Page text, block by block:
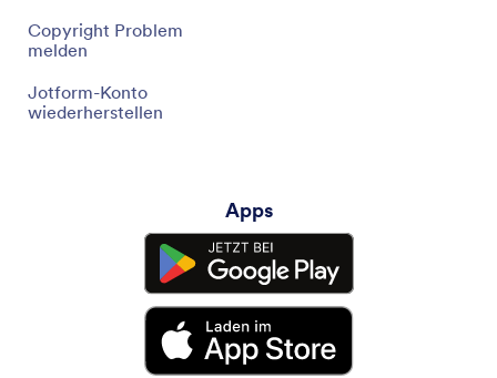
Copyright Problem
melden
Jotform-Konto
wiederherstellen
Apps